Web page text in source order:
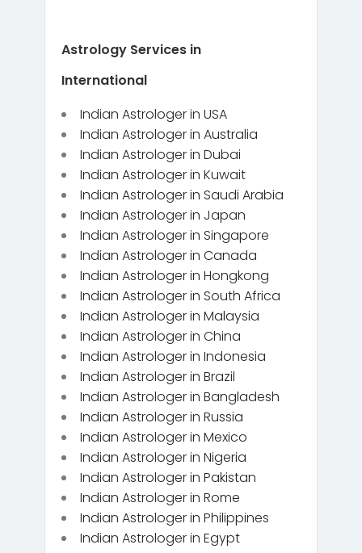
Astrology Services in
International
Indian Astrologer in USA
Indian Astrologer in Australia
Indian Astrologer in Dubai
Indian Astrologer in Kuwait
Indian Astrologer in Saudi Arabia
Indian Astrologer in Japan
Indian Astrologer in Singapore
Indian Astrologer in Canada
Indian Astrologer in Hongkong
Indian Astrologer in South Africa
Indian Astrologer in Malaysia
Indian Astrologer in China
Indian Astrologer in Indonesia
Indian Astrologer in Brazil
Indian Astrologer in Bangladesh
Indian Astrologer in Russia
Indian Astrologer in Mexico
Indian Astrologer in Nigeria
Indian Astrologer in Pakistan
Indian Astrologer in Rome
Indian Astrologer in Philippines
Indian Astrologer in Egypt